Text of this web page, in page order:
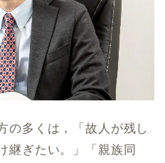
の多くは，「故人が残し
継ぎたい。」「親族同